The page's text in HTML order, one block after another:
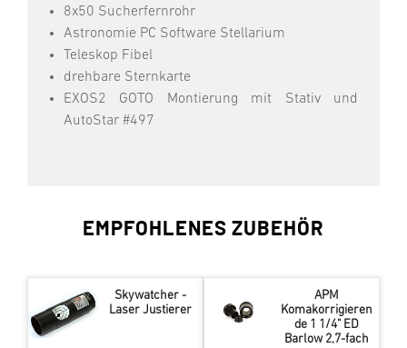
8x50 Sucherfernrohr
Astronomie PC Software Stellarium
Teleskop Fibel
drehbare Sternkarte
EXOS2 GOTO Montierung mit Stativ und
AutoStar #497
EMPFOHLENES ZUBEHÖR
Skywatcher -
Laser Justierer
APM
Komakorrigieren
de 1 1/4" ED
Barlow 2,7-fach